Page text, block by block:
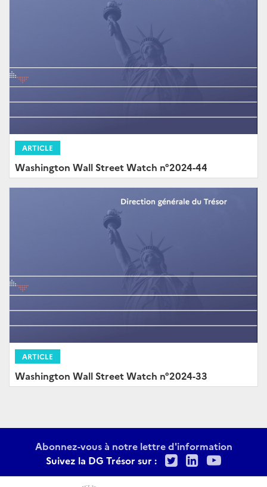
ARTICLE
Washington Wall Street Watch n°2024-44
ARTICLE
Washington Wall Street Watch n°2024-33
Abonnez-vous à notre lettre d'information
Suivez la DG Trésor sur :
TwitterLinkedIn